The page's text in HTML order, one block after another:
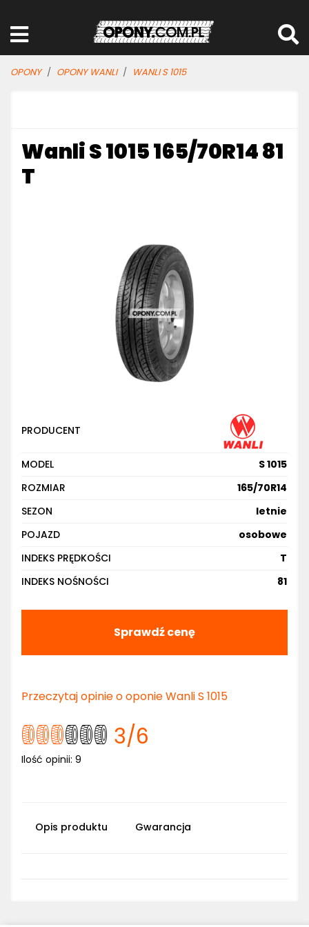
OPONY OPONY WANLI WANLI S 1015
Wanli S 1015 165/70R14 81
T
PRODUCENT
MODEL
S 1015
ROZMIAR
165/70R14
SEZON
letnie
POJAZD
osobowe
INDEKS PRĘDKOŚCI
T
INDEKS NOŚNOŚCI
81
Sprawdź cenę
Przeczytaj opinie o oponie Wanli S 1015
3/6
Ilość opinii: 9
Opis produktu Gwarancja